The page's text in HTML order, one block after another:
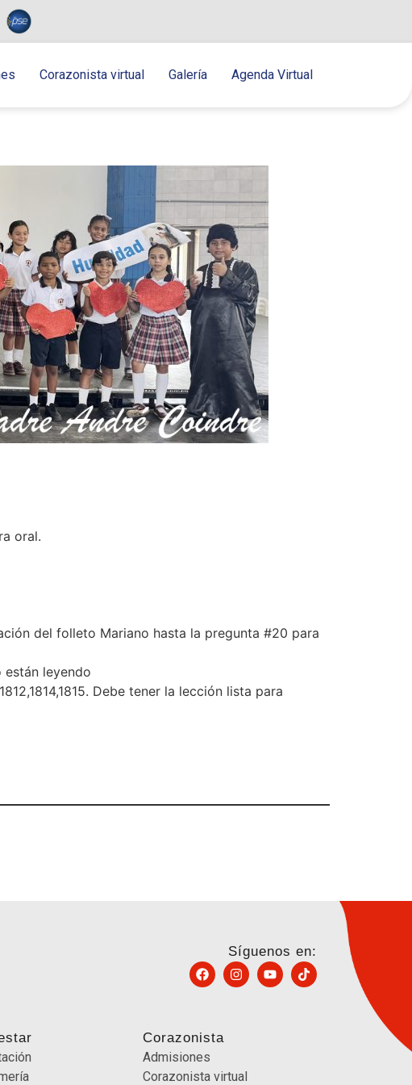
Corazonista virtual Galería Agenda Virtual
oral.
del folleto Mariano hasta la pregunta #20 para
están leyendo
Debe tener la lección lista para
Síguenos en:
Corazonista
Admisiones
Corazonista virtual